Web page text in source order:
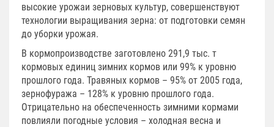
высокие урожаи зерновых культур, совершенствуют
технологии выращивания зерна: от подготовки семян
до уборки урожая.
В кормопроизводстве заготовлено 291,9 тыс. т
кормовых единиц зимних кормов или 99% к уровню
прошлого года. Травяных кормов – 95% от 2005 года,
зернофуража – 128% к уровню прошлого года.
Отрицательно на обеспеченность зимними кормами
повлияли погодные условия – холодная весна и